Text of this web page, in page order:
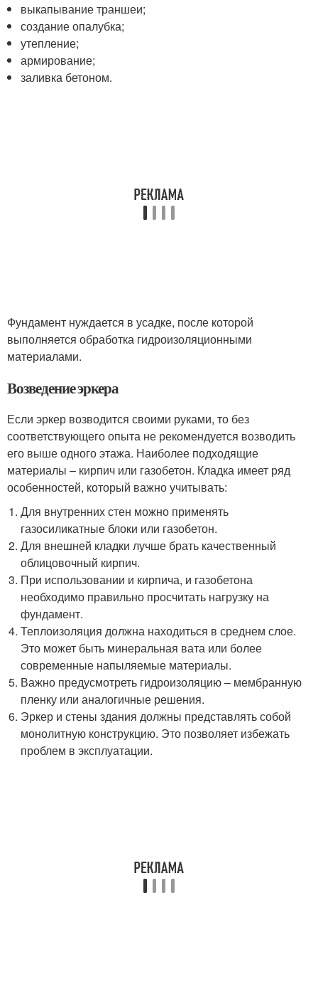
выкапывание траншеи;
создание опалубка;
утепление;
армирование;
заливка бетоном.
Фундамент нуждается в усадке, после которой
выполняется обработка гидроизоляционными
материалами.
Возведение эркера
Если эркер возводится своими руками, то без
соответствующего опыта не рекомендуется возводить
его выше одного этажа. Наиболее подходящие
материалы – кирпич или газобетон. Кладка имеет ряд
особенностей, который важно учитывать:
Для внутренних стен можно применять
газосиликатные блоки или газобетон.
Для внешней кладки лучше брать качественный
облицовочный кирпич.
При использовании и кирпича, и газобетона
необходимо правильно просчитать нагрузку на
фундамент.
Теплоизоляция должна находиться в среднем слое.
Это может быть минеральная вата или более
современные напыляемые материалы.
Важно предусмотреть гидроизоляцию – мембранную
пленку или аналогичные решения.
Эркер и стены здания должны представлять собой
монолитную конструкцию. Это позволяет избежать
проблем в эксплуатации.